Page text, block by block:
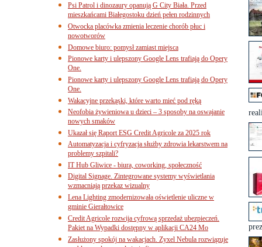
Psi Patrol i dinozaury opanują G City Biała. Przed
mieszkańcami Białegostoku dzień pełen rodzinnych
Otwocka placówka zmienia leczenie chorób płuc i
nowotworów
Domowe biuro: pomysł zamiast miejsca
Pionowe karty i ulepszony Google Lens trafiają do Opery
One.
Pionowe karty i ulepszony Google Lens trafiają do Opery
One.
Wakacyjne przekąski, które warto mieć pod ręką
Neofobia żywieniowa u dzieci – 3 sposoby na oswajanie
nowych smaków
Ukazał się Raport ESG Credit Agricole za 2025 rok
Automatyzacja i cyfryzacja służby zdrowia lekarstwem na
problemy szpitali?
IT Hub Gliwice - biura, coworking, społeczność
Digital Signage. Zintegrowane systemy wyświetlania
wzmacniają przekaz wizualny
Lena Lighting zmodernizowała oświetlenie uliczne w
gminie Gierałtowice
Credit Agricole rozwija cyfrową sprzedaż ubezpieczeń.
Pakiet na Wypadki dostępny w aplikacji CA24 Mo
Zasłużony spokój na wakacjach. Zyxel Nebula rozwiązuje